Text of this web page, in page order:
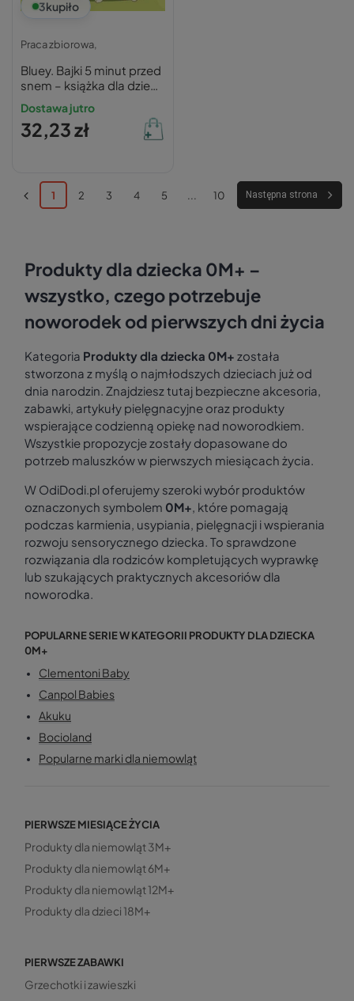
3kupiło
Praca zbiorowa,
Bluey. Bajki 5 minut przed
snem – książka dla dzieci
3+
Dostawa jutro
32,23 zł
1 2 3 4 5 ... 10 Następna strona
Produkty dla dziecka 0M+ –
wszystko, czego potrzebuje
noworodek od pierwszych dni życia
Kategoria Produkty dla dziecka 0M+ została
stworzona z myślą o najmłodszych dzieciach już od
dnia narodzin. Znajdziesz tutaj bezpieczne akcesoria,
zabawki, artykuły pielęgnacyjne oraz produkty
wspierające codzienną opiekę nad noworodkiem.
Wszystkie propozycje zostały dopasowane do
potrzeb maluszków w pierwszych miesiącach życia.
W OdiDodi.pl oferujemy szeroki wybór produktów
oznaczonych symbolem 0M+, które pomagają
podczas karmienia, usypiania, pielęgnacji i wspierania
rozwoju sensorycznego dziecka. To sprawdzone
rozwiązania dla rodziców kompletujących wyprawkę
lub szukających praktycznych akcesoriów dla
noworodka.
POPULARNE SERIE W KATEGORII PRODUKTY DLA DZIECKA
0M+
Clementoni Baby
Canpol Babies
Akuku
Bocioland
Popularne marki dla niemowląt
PIERWSZE MIESIĄCE ŻYCIA
Produkty dla niemowląt 3M+
Produkty dla niemowląt 6M+
Produkty dla niemowląt 12M+
Produkty dla dzieci 18M+
PIERWSZE ZABAWKI
Grzechotki i zawieszki